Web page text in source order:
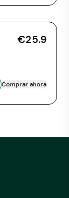
€25.9
Comprar ahora